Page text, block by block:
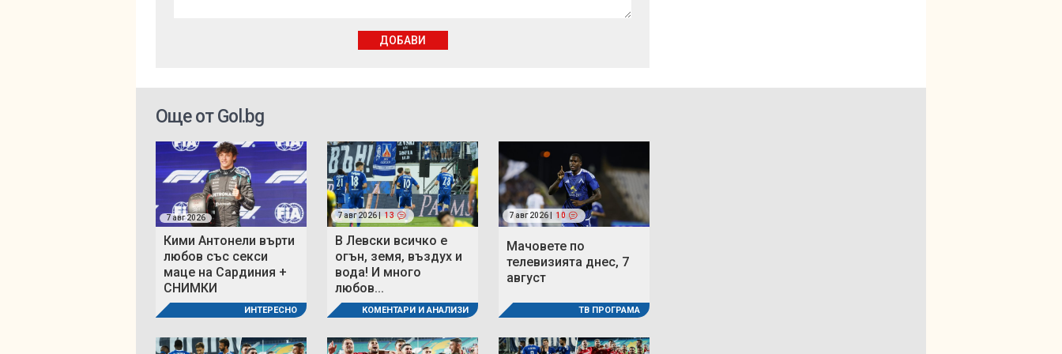
ДОБАВИ
Още от Gol.bg
7 авг 2026
Кими Антонели върти
любов със секси
маце на Сардиния +
СНИМКИ
ИНТЕРЕСНО
7 авг 2026 | 13
В Левски всичко е
огън, земя, въздух и
вода! И много
любов...
КОМЕНТАРИ И АНАЛИЗИ
7 авг 2026 | 10
Мачовете по
телевизията днес, 7
август
ТВ ПРОГРАМА